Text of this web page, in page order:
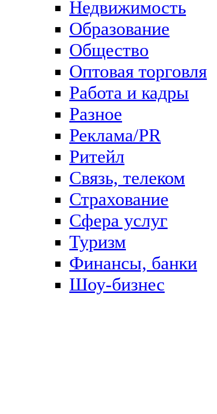
Недвижимость
Образование
Общество
Оптовая торговля
Работа и кадры
Разное
Реклама/PR
Ритейл
Связь, телеком
Страхование
Сфера услуг
Туризм
Финансы, банки
Шоу-бизнес